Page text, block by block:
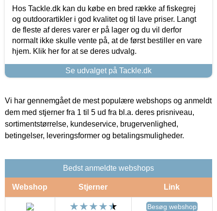
Hos Tackle.dk kan du købe en bred række af fiskegrej
og outdoorartikler i god kvalitet og til lave priser. Langt
de fleste af deres varer er på lager og du vil derfor
normalt ikke skulle vente på, at de først bestiller en vare
hjem. Klik her for at se deres udvalg.
Se udvalget på Tackle.dk
Vi har gennemgået de mest populære webshops og anmeldt
dem med stjerner fra 1 til 5 ud fra bl.a. deres prisniveau,
sortimentstørrelse, kundeservice, brugervenlighed,
betingelser, leveringsformer og betalingsmuligheder.
Bedst anmeldte webshops
Webshop Stjerner Link
Besøg webshop